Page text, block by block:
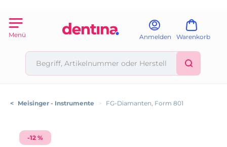
Menü Anmelden Warenkorb
< Meisinger - Instrumente > FG-Diamanten, Form 801
-12 %